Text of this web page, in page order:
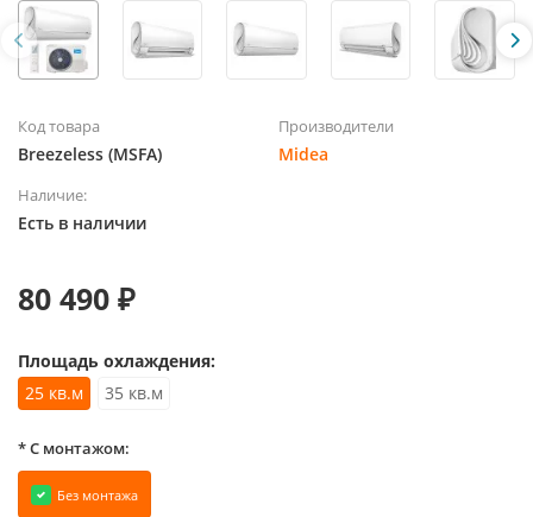
Код товара
Breezeless (MSFA)
Производители
Midea
Наличие:
Есть в наличии
80 490 ₽
Площадь охлаждения:
25 кв.м
35 кв.м
* С монтажом:
Без монтажа